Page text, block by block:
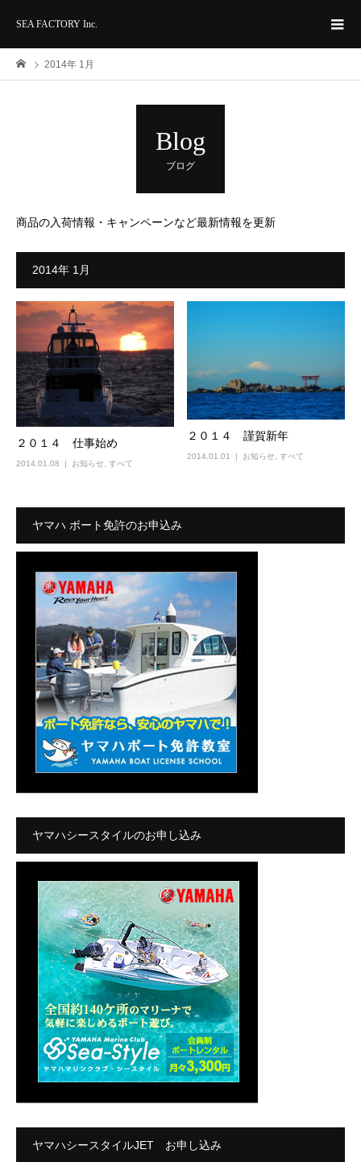
SEA FACTORY Inc.
2014年 1月
Blog
ブログ
商品の入荷情報・キャンペーンなど最新情報を更新
2014年 1月
２０１４ 仕事始め
2014.01.08 お知らせ すべて
２０１４ 謹賀新年
2014.01.01 お知らせ すべて
ヤマハ ボート免許のお申込み
ヤマハシースタイルのお申し込み
ヤマハシースタイルJET お申し込み